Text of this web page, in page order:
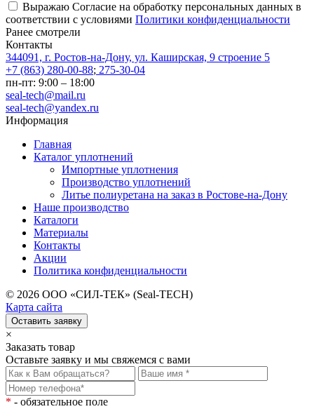
Выражаю Согласие на обработку персональных данных в
соответствии с условиями Политики конфиденциальности
Ранее смотрели
Контакты
344091, г. Ростов-на-Дону, ул. Каширская, 9 строение 5
+7 (863) 280-00-88; 275-30-04
пн-пт: 9:00 – 18:00
seal-tech@mail.ru
seal-tech@yandex.ru
Информация
Главная
Каталог уплотнений
Импортные уплотнения
Производство уплотнений
Литье полиуретана на заказ в Ростове-на-Дону
Наше производство
Каталоги
Материалы
Контакты
Акции
Политика конфиденциальности
© 2026 ООО «СИЛ-ТЕК» (Seal-TECH)
Карта сайта
Оставить заявку
×
Заказать товар
Оставьте заявку и мы свяжемся с вами
* - обязательное поле